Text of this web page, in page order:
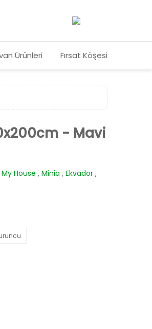
Ürünleri Fırsat Köşesi
- Mavi
My House , Minia , Ekvador ,